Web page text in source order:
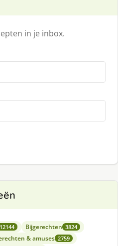
in je inbox.
12144 Bijgerechten 3824
& amuses 2759